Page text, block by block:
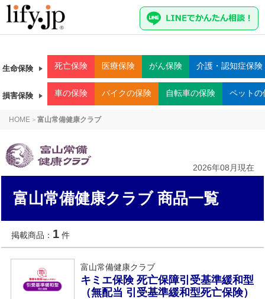
生命保険 死亡保険 医療保険 がん保険 介護・認知症保険
損害保険 車の保険 バイクの保険 自転車の保険 ペットの
HOME > 富山常備健康クラブ
2026年08月現在
富山常備健康クラブ 商品一覧
掲載商品： 1 件
富山常備健康クラブ
キミエ保険 死亡保障引受基準緩和型
（無配当 引受基準緩和型死亡保険）